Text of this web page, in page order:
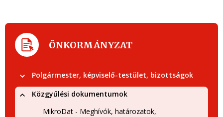
ÖNKORMÁNYZAT
Polgármester, képviselő-testület, bizottságok
Közgyűlési dokumentumok
MikroDat - Meghívók, határozatok,